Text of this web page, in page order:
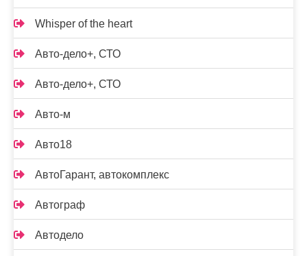
Whisper of the heart
Авто-дело+, СТО
Авто-дело+, СТО
Авто-м
Авто18
АвтоГарант, автокомплекс
Автограф
Автодело